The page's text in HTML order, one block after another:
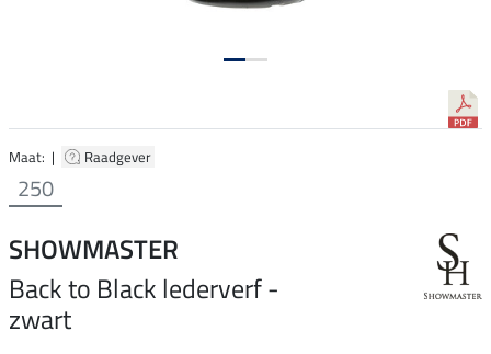
Maat: | Raadgever
250
SHOWMASTER
Back to Black lederverf -
zwart